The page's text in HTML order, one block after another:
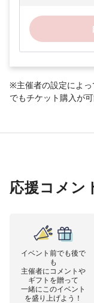
※主催者の設定によっ
でもチケット購入が可
応援コメン
イベント前でも後で
も
主催者にコメントや
ギフトを贈って
一緒にこのイベント
を盛り上げよう！